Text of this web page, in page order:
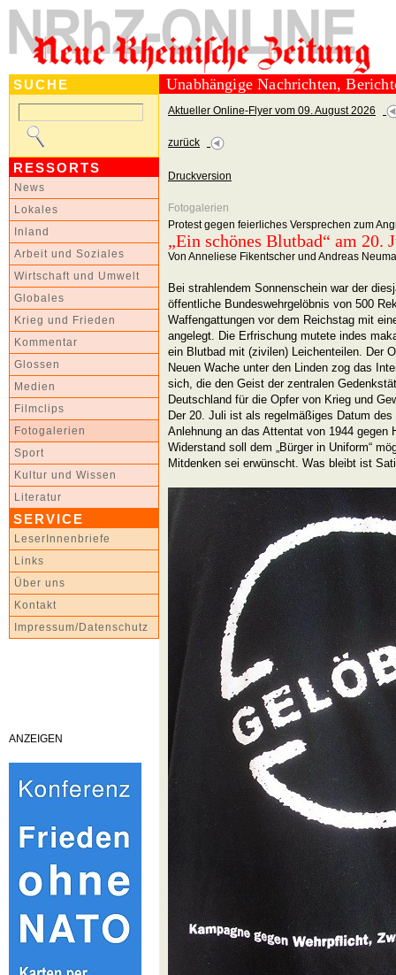
SUCHE
RESSORTS
News
Lokales
Inland
Arbeit und Soziales
Wirtschaft und Umwelt
Globales
Krieg und Frieden
Kommentar
Glossen
Medien
Filmclips
Fotogalerien
Sport
Kultur und Wissen
Literatur
SERVICE
LeserInnenbriefe
Links
Über uns
Kontakt
Impressum/Datenschutz
ANZEIGEN
Unabhängige Nachrichten,
Aktueller Online-Flyer vom 09. August 2026
zurück
Druckversion
Fotogalerien
Protest gegen feierliches Versprechen zum
„Ein schönes Blutbad“ am 20.
Von Anneliese Fikentscher und Andreas
Bei strahlendem Sonnenschein war der
öffentliche Bundeswehrgelöbnis von 500
Waffengattungen vor dem Reichstag mit
angelegt. Die Erfrischung mutete indes
ein Blutbad mit (zivilen) Leichenteilen. Der
Neuen Wache unter den Linden zog das
sich, die den Geist der zentralen
Deutschland für die Opfer von Krieg und
Der 20. Juli ist als regelmäßiges Datum
Anlehnung an das Attentat von 1944 gegen
Widerstand soll dem „Bürger in Uniform“
Mitdenken sei erwünscht. Was bleibt ist